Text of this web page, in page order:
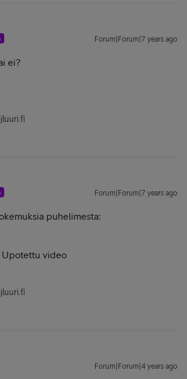
Forum|Forum|7 years ago
ei?
Forum|Forum|7 years ago
puhelimesta:
Upotettu video
Forum|Forum|4 years ago